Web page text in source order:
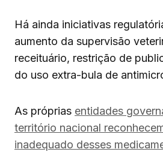
Há ainda iniciativas
aumento da supervisão
receituário, restrição de
do uso extra-bula de
As próprias entidades
território nacional
inadequado desses